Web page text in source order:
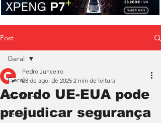
Post
Geral
Ao Volante
Teste
Geral
Acordo UE-EUA pode
prejudicar segurança
Pedro Junceiro
28 de ago. de 2025 2 min de leitura